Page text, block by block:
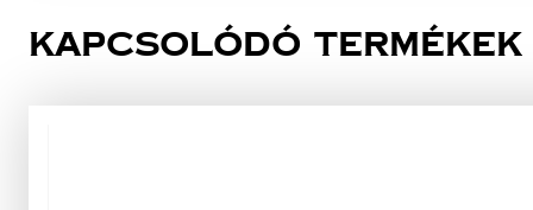
Kapcsolódó termékek